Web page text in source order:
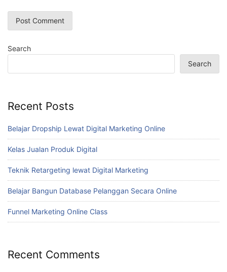
Search
Search
Recent Posts
Belajar Dropship Lewat Digital Marketing Online
Kelas Jualan Produk Digital
Teknik Retargeting lewat Digital Marketing
Belajar Bangun Database Pelanggan Secara Online
Funnel Marketing Online Class
Recent Comments